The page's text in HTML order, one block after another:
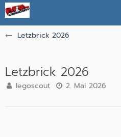
Letzbrick 2026
Letzbrick 2026
legoscout 2. Mai 2026